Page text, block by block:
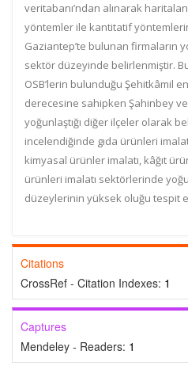
veritabanı’ndan alınarak
yöntemler ile kantitatif yöntemlerin
Gaziantep’te bulunan firmaların
sektör düzeyinde belirlenmiştir.
OSB’lerin bulunduğu Şehitkâmil
derecesine sahipken Şahinbey
yoğunlaştığı diğer ilçeler olarak
incelendiğinde gıda ürünleri
kimyasal ürünler imalatı, kâğıt
ürünleri imalatı sektörlerinde
düzeylerinin yüksek oluğu tespit
Citations
CrossRef - Citation Indexes: 1
Captures
Mendeley - Readers: 1